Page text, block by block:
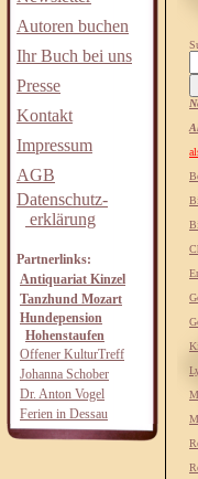
Autoren buchen
Ihr Buch bei uns
Presse
Kontakt
Impressum
AGB
Datenschutz-
erklärung
Partnerlinks:
Antiquariat Kinzel
Tanzhund Mozart
Hundepension
Hohenstaufen
Offener KulturTreff
Johanna Schober
Dr. Anton Vogel
Ferien in Dessau